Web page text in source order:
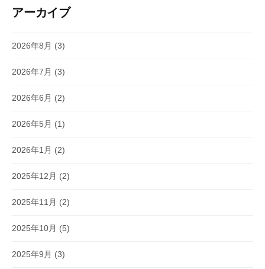
アーカイブ
2026年8月 (3)
2026年7月 (3)
2026年6月 (2)
2026年5月 (1)
2026年1月 (2)
2025年12月 (2)
2025年11月 (2)
2025年10月 (5)
2025年9月 (3)